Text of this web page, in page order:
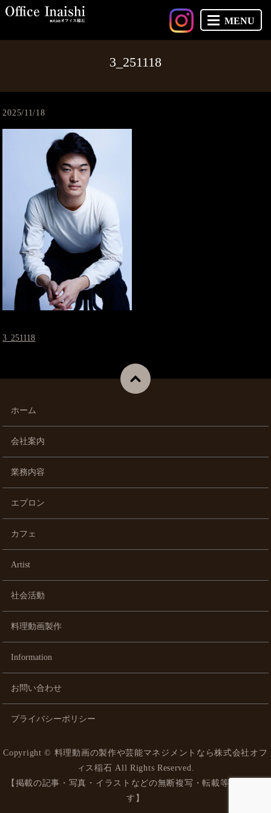
MENU
3_251118
2025/11/18
3_251118
ホーム
会社案内
業務内容
エプロン
カフェ
Artist
社会活動
料理動画製作
Information
お問い合わせ
プライバシーポリシー
Copyright © 料理動画の製作や芸能マネジメントなら株式会社オフ
ィス稲石 All Rights Reserved.
【掲載の記事・写真・イラストなどの無断複写・転載等を禁じま
す】